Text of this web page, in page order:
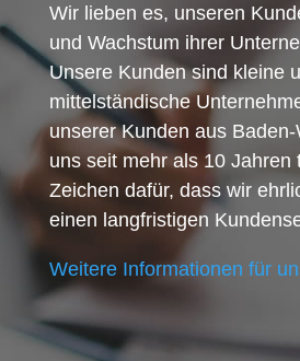
Wir lieben es, unseren
und Wachstum ihrer
Unsere Kunden sind kleine
mittelständische
unserer Kunden aus
uns seit mehr als 10 Jahren
Zeichen dafür, dass wir
einen langfristigen
Weitere Informationen für